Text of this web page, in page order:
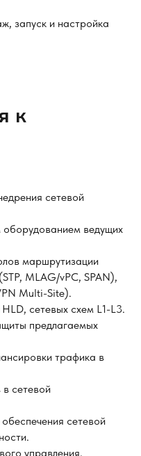
запуск и настройка
к
сетевой
ведущих
маршрутизации
MLAG/vPC, SPAN),
Multi-Site).
сетевых схем L1-L3.
предлагаемых
трафика в
сетевой
сетевой
управления,